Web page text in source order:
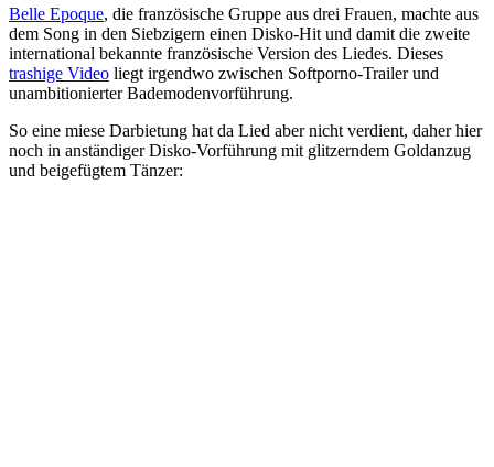
Belle Epoque, die französische Gruppe aus drei Frauen, machte aus
dem Song in den Siebzigern einen Disko-Hit und damit die zweite
international bekannte französische Version des Liedes. Dieses
trashige Video liegt irgendwo zwischen Softporno-Trailer und
unambitionierter Bademodenvorführung.
So eine miese Darbietung hat da Lied aber nicht verdient, daher hier
noch in anständiger Disko-Vorführung mit glitzerndem Goldanzug
und beigefügtem Tänzer: